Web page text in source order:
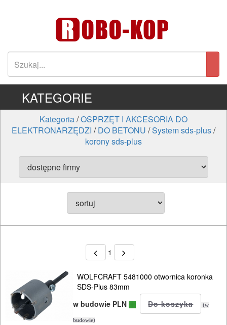
KATEGORIE
Kategoria/OSPRZĘT I AKCESORIA DO
ELEKTRONARZĘDZI /DO BETONU /System sds-plus/
korony sds-plus
1
WOLFCRAFT 5481000 otwornica koronka
SDS-Plus 83mm
w budowie PLN
(w
budowie)